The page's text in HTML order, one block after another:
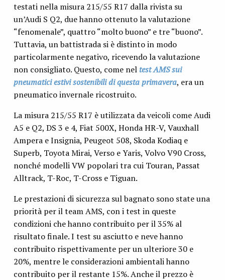
testati nella misura 215/55 R17 dalla rivista su
un’Audi S Q2, due hanno ottenuto la valutazione
“fenomenale”, quattro “molto buono” e tre “buono”.
Tuttavia, un battistrada si è distinto in modo
particolarmente negativo, ricevendo la valutazione
non consigliato. Questo, come nel test AMS sui
pneumatici estivi sostenibili di questa primavera, era un
pneumatico invernale ricostruito.
La misura 215/55 R17 è utilizzata da veicoli come Audi
A5 e Q2, DS 3 e 4, Fiat 500X, Honda HR-V, Vauxhall
Ampera e Insignia, Peugeot 508, Skoda Kodiaq e
Superb, Toyota Mirai, Verso e Yaris, Volvo V90 Cross,
nonché modelli VW popolari tra cui Touran, Passat
Alltrack, T-Roc, T-Cross e Tiguan.
Le prestazioni di sicurezza sul bagnato sono state una
priorità per il team AMS, con i test in queste
condizioni che hanno contribuito per il 35% al ​​
risultato finale. I test su asciutto e neve hanno
contribuito rispettivamente per un ulteriore 30 e
20%, mentre le considerazioni ambientali hanno
contribuito per il restante 15%. Anche il prezzo è